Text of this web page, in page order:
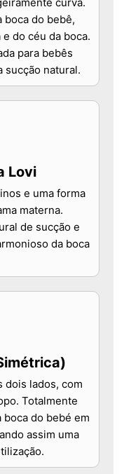
boca do bebê,
do céu da boca.
para bebês
sucção natural.
Lovi
e uma forma
materna.
de sucção e
da boca
dois lados, com
Totalmente
do bebé em
assim uma